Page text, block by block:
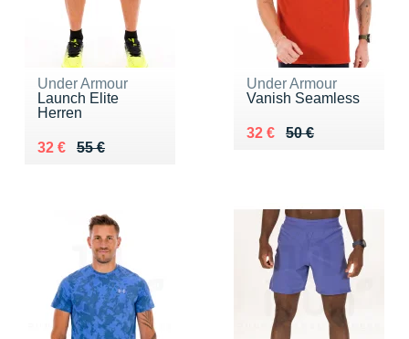
Under Armour
Launch Elite
Herren
55 €
Au lieu de 55 €
32 €
Vendu 32 €
Under Armour
Vanish Seamless
50 €
Au lieu de 50 €
32 €
Vendu 32 €